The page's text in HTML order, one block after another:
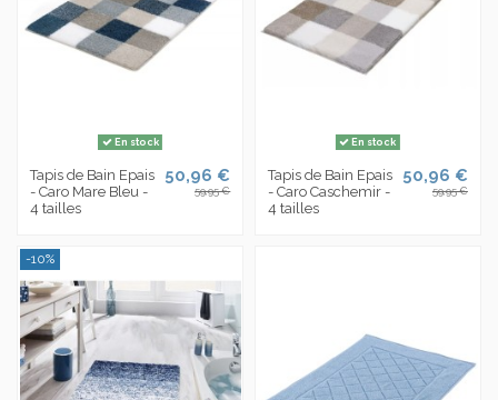
En stock
Tapis de Bain Epais
- Caro Mare Bleu -
4 tailles
50,96 €
59,95 €
En stock
Tapis de Bain Epais
- Caro Caschemir -
4 tailles
50,96 €
59,95 €
-10%